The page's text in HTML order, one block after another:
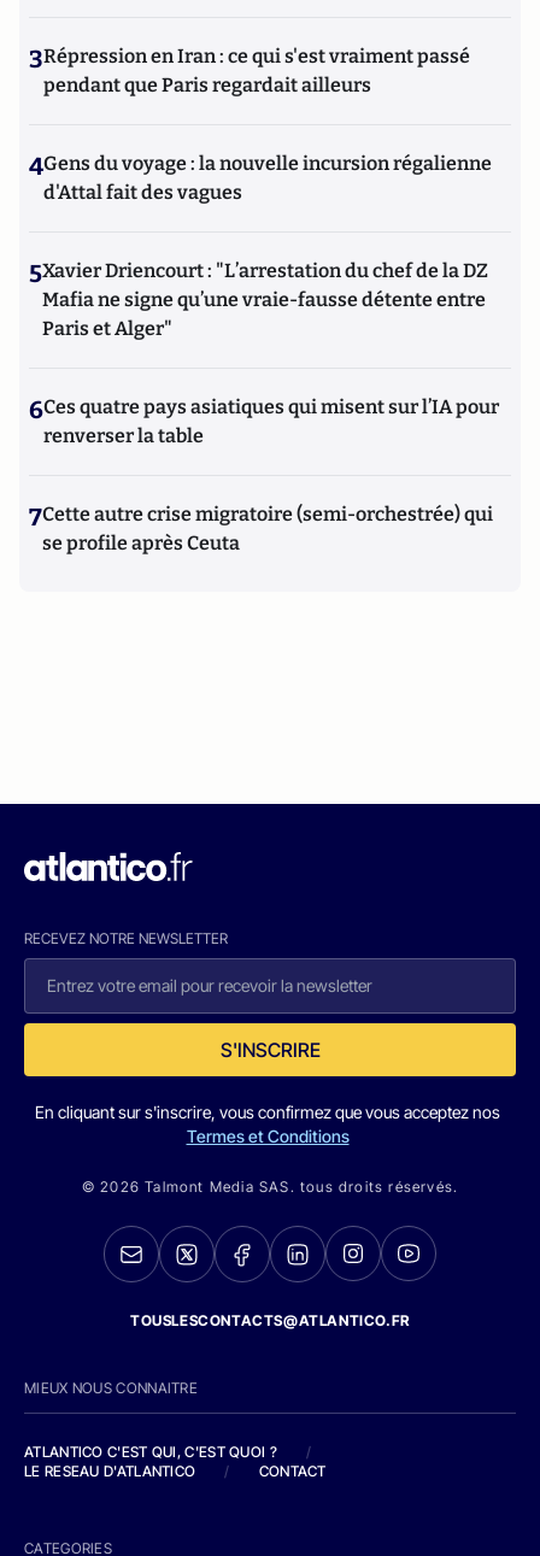
3Répression en Iran : ce qui s'est vraiment passé
pendant que Paris regardait ailleurs
4Gens du voyage : la nouvelle incursion régalienne
d'Attal fait des vagues
5Xavier Driencourt : "L’arrestation du chef de la DZ
Mafia ne signe qu’une vraie-fausse détente entre
Paris et Alger"
6Ces quatre pays asiatiques qui misent sur l’IA pour
renverser la table
7Cette autre crise migratoire (semi-orchestrée) qui
se profile après Ceuta
RECEVEZ NOTRE NEWSLETTER
S'INSCRIRE
En cliquant sur s'inscrire, vous confirmez que vous acceptez nos
Termes et Conditions
© 2026 Talmont Media SAS. tous droits réservés.
TOUSLESCONTACTS@ATLANTICO.FR
MIEUX NOUS CONNAITRE
ATLANTICO C'EST QUI, C'EST QUOI ?
/
LE RESEAU D'ATLANTICO
/ CONTACT
CATEGORIES